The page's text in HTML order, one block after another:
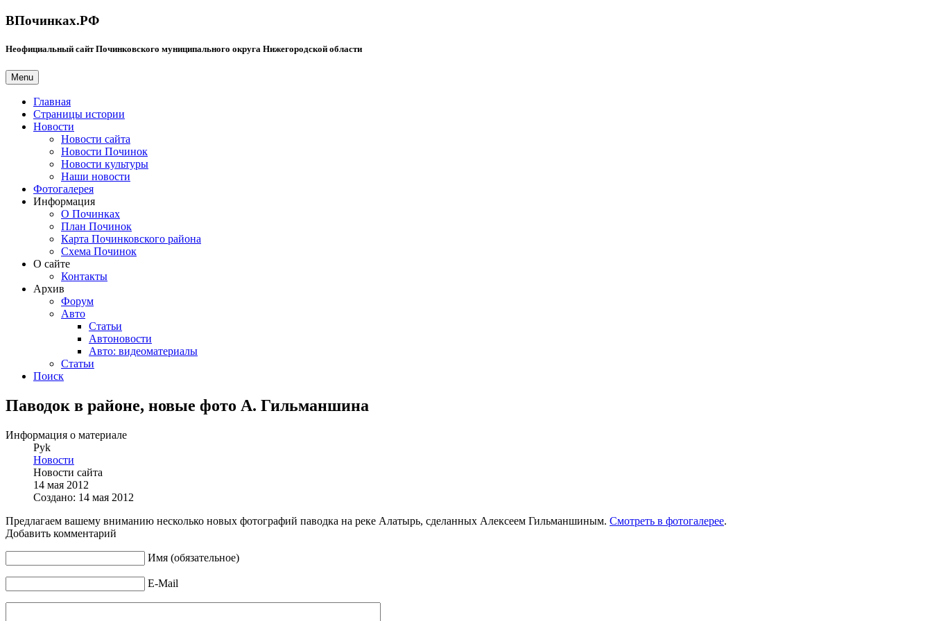
ВПочинках.РФ
Неофициальный сайт Починковского муниципального округа Нижегородской области
Menu
Главная
Страницы истории
Новости
Новости сайта
Новости Починок
Новости культуры
Наши новости
Фотогалерея
Информация
О Починках
План Починок
Карта Починковского района
Схема Починок
О сайте
Контакты
Архив
Форум
Авто
Статьи
Автоновости
Авто: видеоматериалы
Статьи
Поиск
Паводок в районе, новые фото А. Гильманшина
Информация о материале
Pyk
Новости
Новости сайта
14 мая 2012
Создано: 14 мая 2012
Предлагаем вашему вниманию несколько новых фотографий паводка на реке Алатырь, сделанных Алексеем Гильманшиным. Смотреть в фотогалерее.
Добавить комментарий
Имя (обязательное)
E-Mail